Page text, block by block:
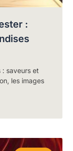
:
saveurs et
les images